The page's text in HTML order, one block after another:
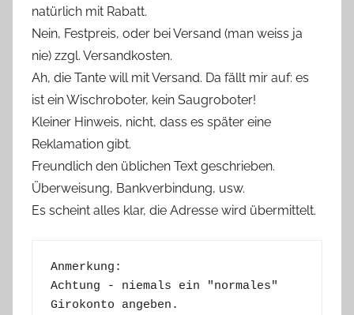
natürlich mit Rabatt.
Nein, Festpreis, oder bei Versand (man weiss ja
nie) zzgl. Versandkosten.
Ah, die Tante will mit Versand. Da fällt mir auf: es
ist ein Wischroboter, kein Saugroboter!
Kleiner Hinweis, nicht, dass es später eine
Reklamation gibt.
Freundlich den üblichen Text geschrieben.
Überweisung, Bankverbindung, usw.
Es scheint alles klar, die Adresse wird übermittelt.
Anmerkung:
Achtung - niemals ein "normales"
Girokonto angeben.